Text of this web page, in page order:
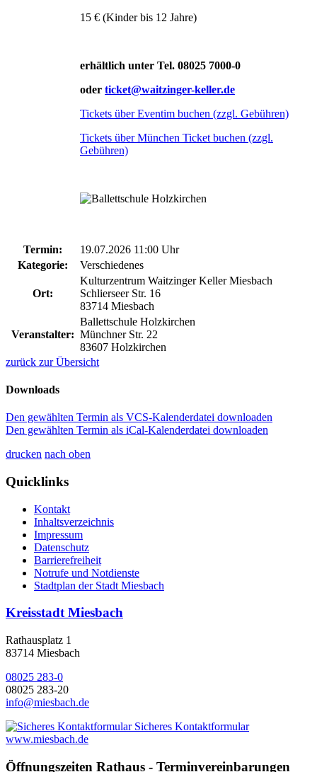
15 € (Kinder bis 12 Jahre)
erhältlich unter Tel. 08025 7000-0
oder ticket@waitzinger-keller.de
Tickets über Eventim buchen (zzgl. Gebühren)
Tickets über München Ticket buchen (zzgl.
Gebühren)
Termin:
19.07.2026 11:00 Uhr
Kategorie:
Verschiedenes
Ort:
Kulturzentrum Waitzinger Keller Miesbach
Schlierseer Str. 16
83714 Miesbach
Veranstalter:
Ballettschule Holzkirchen
Münchner Str. 22
83607 Holzkirchen
zurück zur Übersicht
Downloads
Den gewählten Termin als VCS-Kalenderdatei downloaden
Den gewählten Termin als iCal-Kalenderdatei downloaden
drucken nach oben
Quicklinks
Kontakt
Inhaltsverzeichnis
Impressum
Datenschutz
Barrierefreiheit
Notrufe und Notdienste
Stadtplan der Stadt Miesbach
Kreisstadt Miesbach
Rathausplatz 1
83714 Miesbach
08025 283-0
08025 283-20
info@miesbach.de
Sicheres Kontaktformular
www.miesbach.de
Öffnungszeiten Rathaus - Terminvereinbarungen